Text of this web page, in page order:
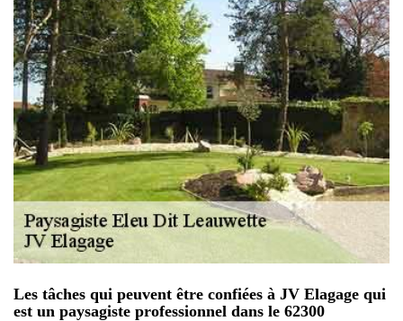
Les tâches qui peuvent être confiées à JV Elagage qui
est un paysagiste professionnel dans le 62300